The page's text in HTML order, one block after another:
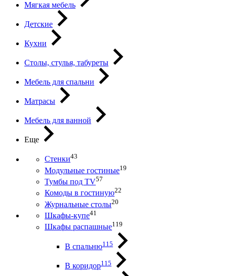
Мягкая мебель
Детские
Кухни
Столы, стулья, табуреты
Мебель для спальни
Матрасы
Мебель для ванной
Еще
Стенки43
Модульные гостиные19
Тумбы под ТV57
Комоды в гостиную22
Журнальные столы20
Шкафы-купе41
Шкафы распашные119
В спальню115
В коридор115